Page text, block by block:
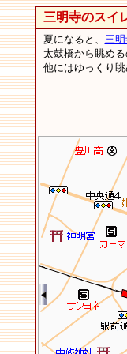
三明寺のスイ
夏になると、 三明
太鼓橋から眺め
他にはゆっくり